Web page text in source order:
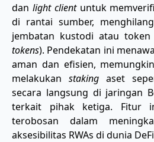
dan light client untuk
di rantai sumber,
jembatan kustodi atau
tokens). Pendekatan ini
aman dan efisien,
melakukan staking aset
secara langsung di jaringan
terkait pihak ketiga. Fitur
terobosan dalam
aksesibilitas RWAs di dunia